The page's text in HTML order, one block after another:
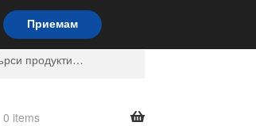
0 items
Приемам